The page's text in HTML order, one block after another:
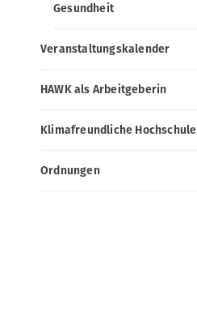
Gesundheit
Veranstaltungskalender
HAWK als Arbeitgeberin
Klimafreundliche Hochschule
Ordnungen